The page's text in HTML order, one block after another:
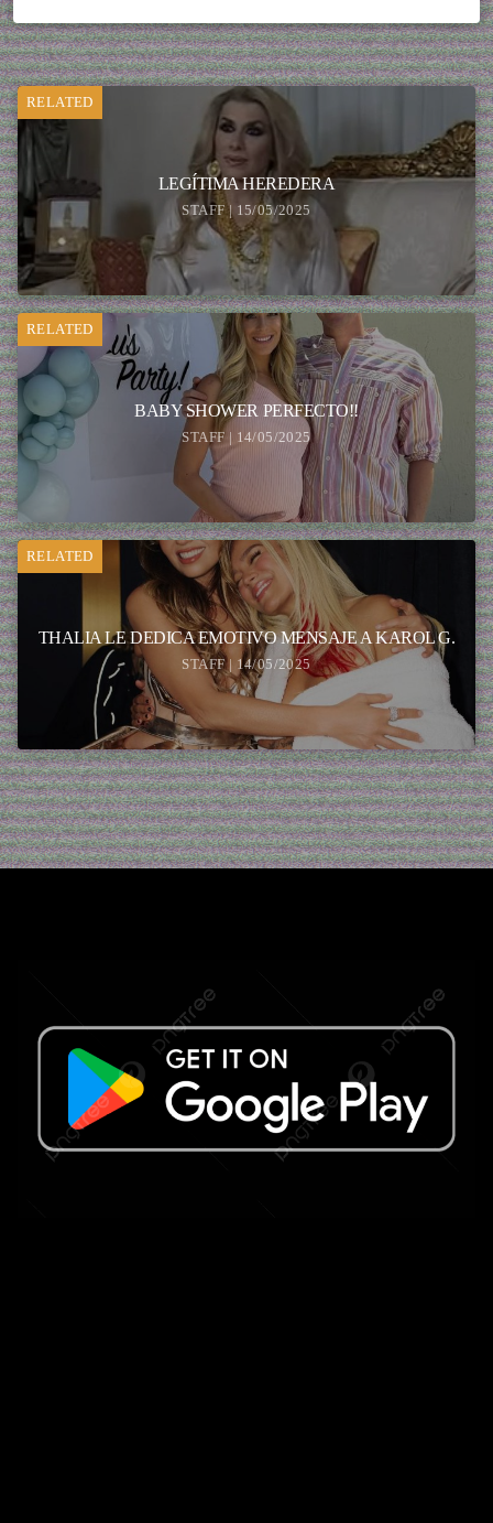
RELATED
LEGÍTIMA HEREDERA
STAFF | 15/05/2025
RELATED
BABY SHOWER PERFECTO!!
STAFF | 14/05/2025
RELATED
THALIA LE DEDICA EMOTIVO MENSAJE A KAROL G.
STAFF | 14/05/2025